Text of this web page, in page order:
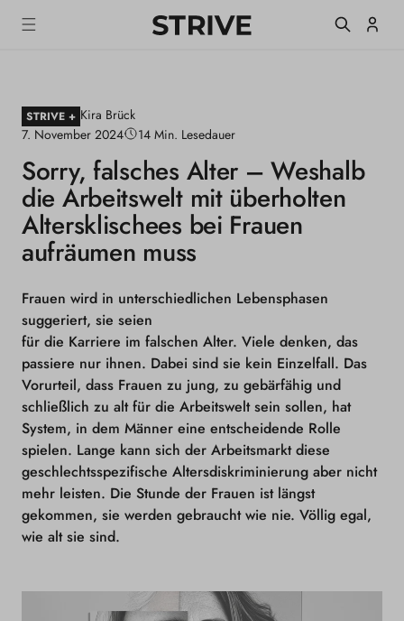
S
T
a
z
i
n
e
STRIVE + Kira Brück
7. November 2024
14 Min. Lesedauer
Sorry, falsches Alter – Weshalb
die Arbeitswelt mit überholten
Altersklischees bei Frauen
aufräumen muss
Frauen wird in unterschiedlichen Lebensphasen
suggeriert, sie seien
für die Karriere im falschen Alter. Viele denken, das
passiere nur ihnen. Dabei sind sie kein Einzelfall. Das
Vorurteil, dass Frauen zu jung, zu gebärfähig und
schließlich zu alt für die Arbeitswelt sein sollen, hat
System, in dem Männer eine entscheidende Rolle
spielen. Lange kann sich der Arbeitsmarkt diese
geschlechtsspezifische Altersdiskriminierung aber nicht
mehr leisten. Die Stunde der Frauen ist längst
gekommen, sie werden gebraucht wie nie. Völlig egal,
wie alt sie sind.